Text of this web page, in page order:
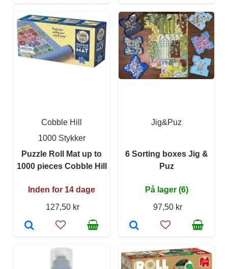
Cobble Hill
1000 Stykker
Puzzle Roll Mat up to
1000 pieces Cobble Hill
Inden for 14 dage
127,50 kr
Jig&Puz
6 Sorting boxes Jig &
Puz
På lager (6)
97,50 kr